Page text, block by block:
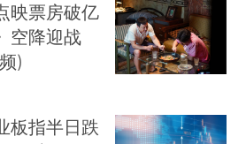
映票房破亿
空降迎战
)
板指半日跌